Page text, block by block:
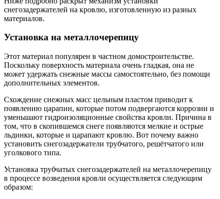
снегозадержателей на кровлю, изготовленную из разных
материалов.
Установка на металлочерепицу
Этот материал популярен в частном домостроительстве.
Поскольку поверхность материала очень гладкая, она не
может удержать снежные массы самостоятельно, без помощи
дополнительных элементов.
Схождение снежных масс цельным пластом приводит к
появлению царапин, которые потом подвергаются коррозии и
уменьшают гидроизоляционные свойства кровли. Причина в
том, что в скопившемся снеге появляются мелкие и острые
льдинки, которые и царапают кровлю. Вот почему важно
установить снегозадержатели трубчатого, решётчатого или
уголкового типа.
Установка трубчатых снегозадержателей на металлочерепицу
в процессе возведения кровли осуществляется следующим
образом: